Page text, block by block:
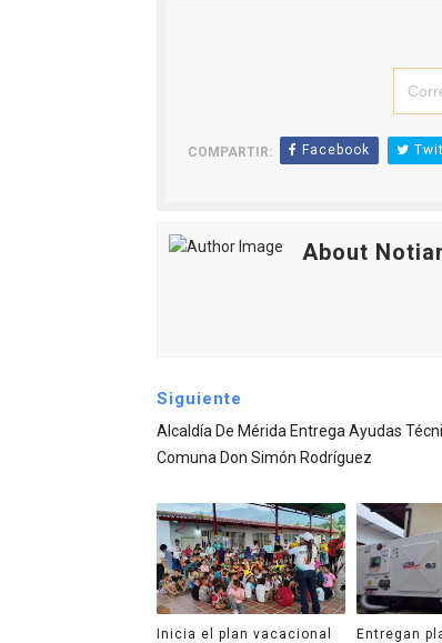
COMPARTIR: Facebook
About
Siguiente
Alcaldía De Mérida Entrega Ayudas
Comuna Don Simón Rodríguez
Inicia el plan vacacional Entregan